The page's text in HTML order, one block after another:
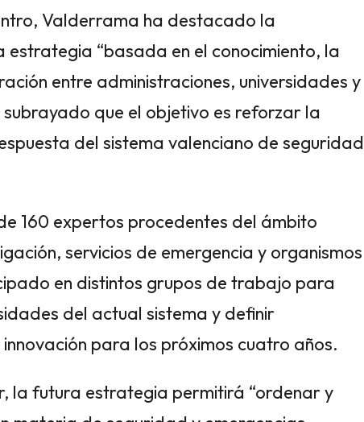
Valderrama ha destacado la
“basada en el conocimiento, la
entre administraciones, universidades y
subrayado que el objetivo es reforzar la
del sistema valenciano de seguridad
160 expertos procedentes del ámbito
servicios de emergencia y organismos
en distintos grupos de trabajo para
del actual sistema y definir
para los próximos cuatro años.
la futura estrategia permitirá “ordenar y